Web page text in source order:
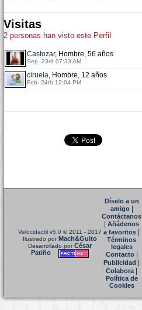
Visitas
2 personas han visto este Perfil
Castozar, Hombre, 56 años
Sep. 23rd 07:33 AM
ciruela, Hombre, 12 años
Feb. 24th 12:04 PM
Velocidactil v5.0 © 2011 - 2017
Ilustrado porMach&Guito
Desarrollado porCésar
Patiño
Díselo a un
amigo|
Contáctanos
Añádenos
a favoritos
Términos
legales
Contacto|
Publicidad
Colabora|
Política de
Cookies